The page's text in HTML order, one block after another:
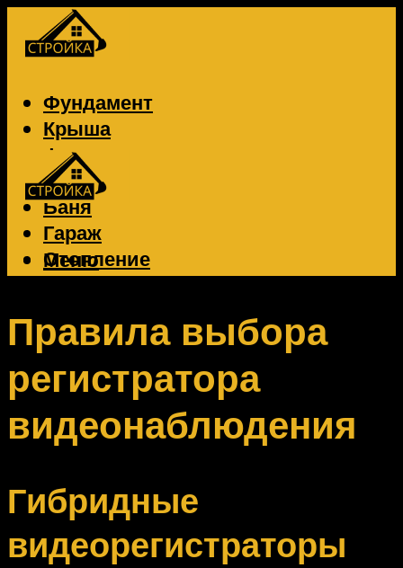
Фундамент
Крыша
Фасад
Забор
Баня
Гараж
Отопление
Вентиляция
Меню
Меню
Правила выбора
регистратора
видеонаблюдения
Гибридные
видеорегистраторы